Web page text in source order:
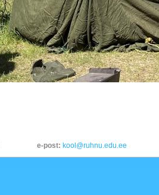
e-post: kool@ruhnu.edu.ee